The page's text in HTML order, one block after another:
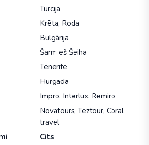
Turcija
Krēta, Roda
Bulgārija
Šarm eš Šeiha
Tenerife
Hurgada
Impro, Interlux, Remiro
Novatours, Teztour, Coral
travel
Cits